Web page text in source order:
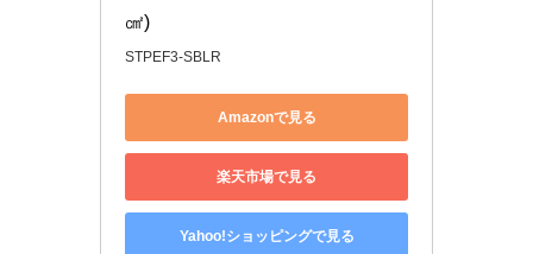
㎠)
STPEF3-SBLR
Amazonで見る
楽天市場で見る
Yahoo!ショッピングで見る